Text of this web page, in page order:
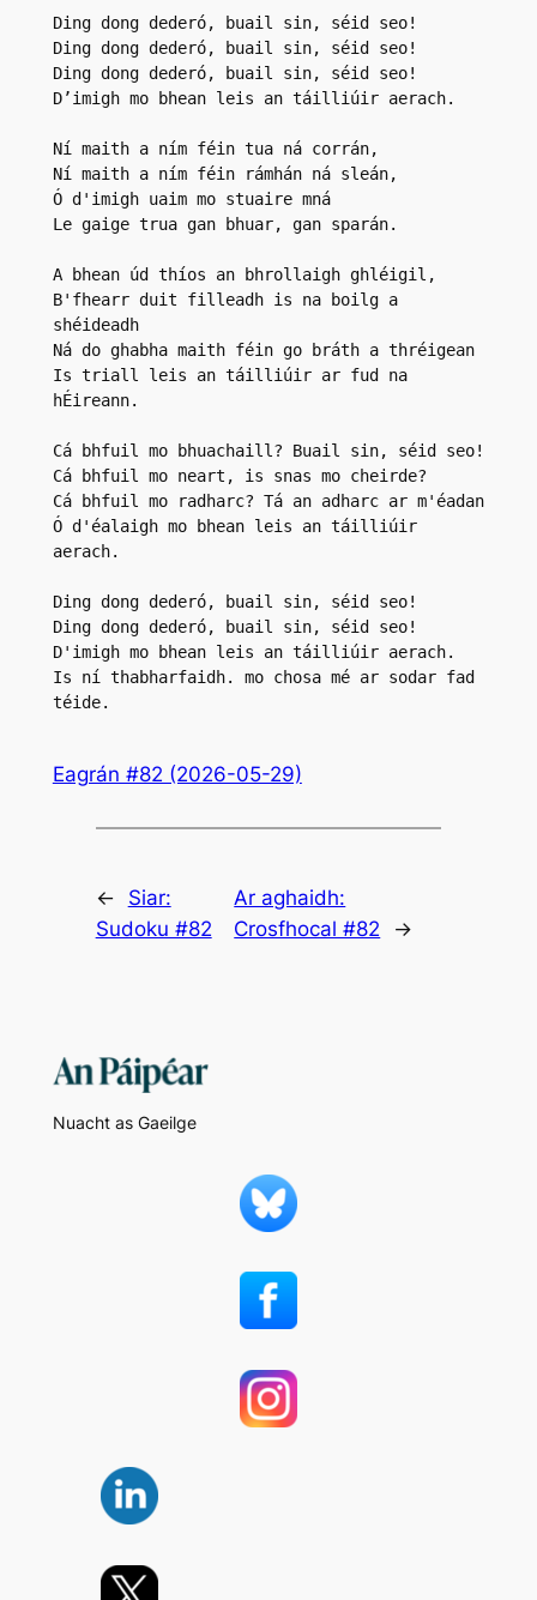
Ding dong dederó, buail sin, séid seo!
Ding dong dederó, buail sin, séid seo!
Ding dong dederó, buail sin, séid seo!
D’imigh mo bhean leis an táilliúir aerach.
Ní maith a ním féin tua ná corrán,
Ní maith a ním féin rámhán ná sleán,
Ó d'imigh uaim mo stuaire mná
Le gaige trua gan bhuar, gan sparán.
A bhean úd thíos an bhrollaigh ghléigil,
B'fhearr duit filleadh is na boilg a
shéideadh
Ná do ghabha maith féin go bráth a thréigean
Is triall leis an táilliúir ar fud na
hÉireann.
Cá bhfuil mo bhuachaill? Buail sin, séid seo!
Cá bhfuil mo neart, is snas mo cheirde?
Cá bhfuil mo radharc? Tá an adharc ar m'éadan
Ó d'éalaigh mo bhean leis an táilliúir
aerach.
Ding dong dederó, buail sin, séid seo!
Ding dong dederó, buail sin, séid seo!
D'imigh mo bhean leis an táilliúir aerach.
Is ní thabharfaidh. mo chosa mé ar sodar fad
téide.
Eagrán #82 (2026-05-29)
←
Siar:
Sudoku #82
Ar aghaidh:
Crosfhocal #82
→
Nuacht as Gaeilge